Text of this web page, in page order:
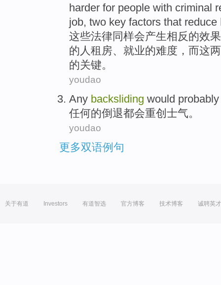
harder for people with criminal
job, two key factors that reduce
这些法律同样会产生相反的效
的 人 租房、 就业的难度 ，而这
的关键。
youdao
Any backsliding would
任何的倒退都会重创士气。
youdao
更多双语例句
关于有道 Investors 有道智选 官方博客 技术博客 诚聘英才